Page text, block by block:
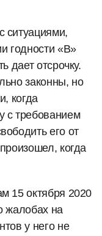
ситуациями,
годности «В»
дает отсрочку.
законны, но
когда
с требованием
его от
когда
15 октября 2020
жалобах на
у него не